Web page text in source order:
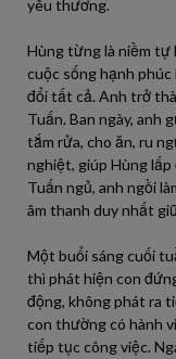
yêu thương.
Hùng từng là niềm tự
cuộc sống hạnh
đổi tất cả. Anh trở
Tuấn. Ban ngày, anh
tắm rửa, cho ăn, ru
nghiệt, giúp Hùng
Tuấn ngủ, anh ngồi
âm thanh duy nhất
Một buổi sáng cuối
thì phát hiện con
động, không phát ra
con thường có hành
tiếp tục công việc.